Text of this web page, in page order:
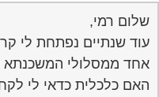
שלום רמי,
עוד שנתיים נפתחת לי
אחד ממסלולי המשכנתא שלי הוא בריבית של
האם כלכלית כדאי לי